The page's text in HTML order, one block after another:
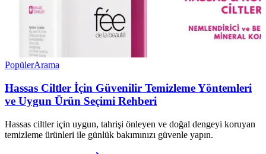
PopülerArama
Hassas Ciltler İçin Güvenilir Temizleme Yöntemleri
ve Uygun Ürün Seçimi Rehberi
Hassas ciltler için uygun, tahrişi önleyen ve doğal dengeyi koruyan
temizleme ürünleri ile günlük bakımınızı güvenle yapın.